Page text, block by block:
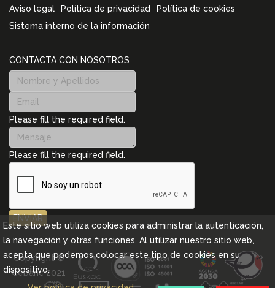
Aviso legal Política de privacidad
Política de cookies
Sistema interno de la información
CONTACTA CON NOSOTROS
Please fill the required field.
Please fill the required field.
ENVIAR
Copyright ©
Cebanc 2021
Este sitio web utiliza cookies para administrar la autenticación,
la navegación y otras funciones. Al utilizar nuestro sitio web,
acepta que podemos colocar este tipo de cookies en su
dispositivo.